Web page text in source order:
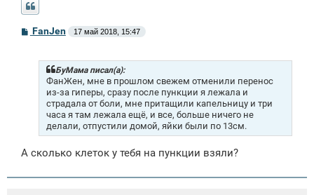
С
о
FanJen 17 май 2018, 15:47
БуМама писал(а):
ФанЖен, мне в прошлом свежем отменили перенос
из-за гиперы, сразу после пункции я лежала и
страдала от боли, мне притащили капельницу и три
часа я там лежала ещё, и все, больше ничего не
делали, отпустили домой, яйки были по 13см.
А сколько клеток у тебя на пункции взяли?